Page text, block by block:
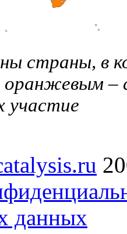
страны, в
–
участие
данных